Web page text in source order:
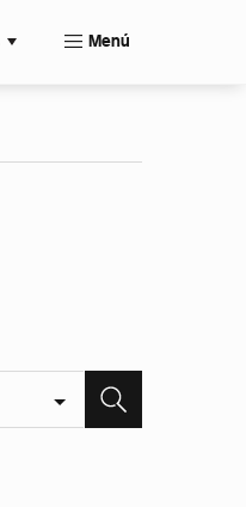
Menú